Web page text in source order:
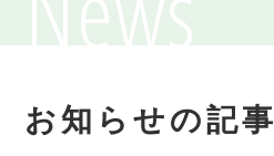
お知らせの記事